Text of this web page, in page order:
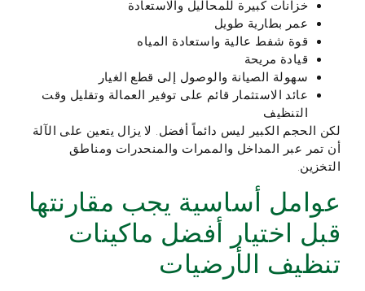
خزانات كبيرة للمحاليل والاستعادة
عمر بطارية طويل
قوة شفط عالية واستعادة المياه
قيادة مريحة
سهولة الصيانة والوصول إلى قطع الغيار
عائد الاستثمار قائم على توفير العمالة وتقليل وقت
التنظيف
لكن الحجم الكبير ليس دائماً أفضل. لا يزال يتعين على الآلة
أن تمر عبر المداخل والممرات والمنحدرات ومناطق
التخزين.
عوامل أساسية يجب مقارنتها
قبل اختيار أفضل ماكينات
تنظيف الأرضيات